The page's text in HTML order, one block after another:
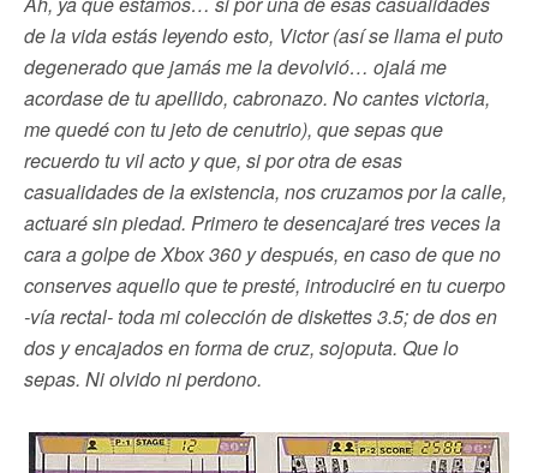
de la vida estás leyendo esto, Victor (así se llama el puto
degenerado que jamás me la devolvió… ojalá me
acordase de tu apellido, cabronazo. No cantes victoria,
me quedé con tu jeto de cenutrio), que sepas que
recuerdo tu vil acto y que, si por otra de esas
casualidades de la existencia, nos cruzamos por la calle,
actuaré sin piedad. Primero te desencajaré tres veces la
cara a golpe de Xbox 360 y después, en caso de que no
conserves aquello que te presté, introduciré en tu cuerpo
-vía rectal- toda mi colección de diskettes 3.5; de dos en
dos y encajados en forma de cruz, sojoputa. Que lo
sepas. Ni olvido ni perdono.